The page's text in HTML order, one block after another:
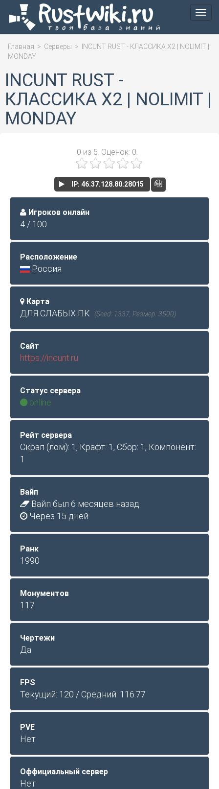
Меню
Главная > Серверы >
INCUNT RUST - КЛАССИКА X2 | NOLIMIT |
MONDAY
INCUNT RUST -
КЛАССИКА X2 | NOLIMIT |
MONDAY
0 из 5. Оценок: 0.
IP: 46.37.128.80:28015
Игроков онлайн
4 / 100
Расположение
Россия
Карта
ДЛЯ СЛАБЫХ ПК (Seed: 1337, Размер: 3500)
Сайт
https://incunt.ru
Статус сервера
online
Рейт сервера
Скрап (лом): 1, Крафт: 1, Сбор: 1, Компонент:
1
Вайп
Вайп был 6 месяцев назад
Через 15 дней
Ранк
1990
Монументов
117
Чертежи
Да
FPS
Текущий: 120 / Средний: 116.77
PVE
Нет
Оффициальный сервер
Нет